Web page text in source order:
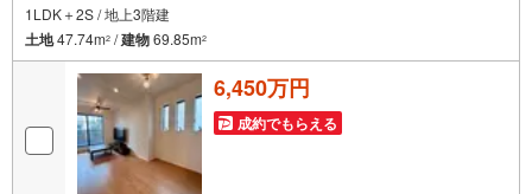
1LDK＋2S / 地上3階建
土地47.74m2 /建物69.85m2
6,450万円
成約でもらえる